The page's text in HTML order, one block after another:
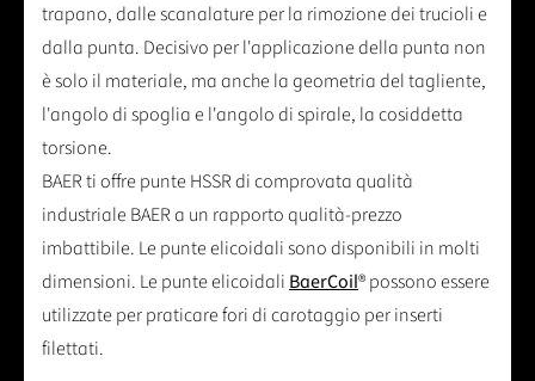
trapano, dalle scanalature per la rimozione dei trucioli e
dalla punta. Decisivo per l'applicazione della punta non
è solo il materiale, ma anche la geometria del tagliente,
l'angolo di spoglia e l'angolo di spirale, la cosiddetta
torsione.
BAER ti offre punte HSSR di comprovata qualità
industriale BAER a un rapporto qualità-prezzo
imbattibile. Le punte elicoidali sono disponibili in molti
dimensioni. Le punte elicoidaliBaerCoil® possono essere
utilizzate per praticare fori di carotaggio per inserti
filettati.